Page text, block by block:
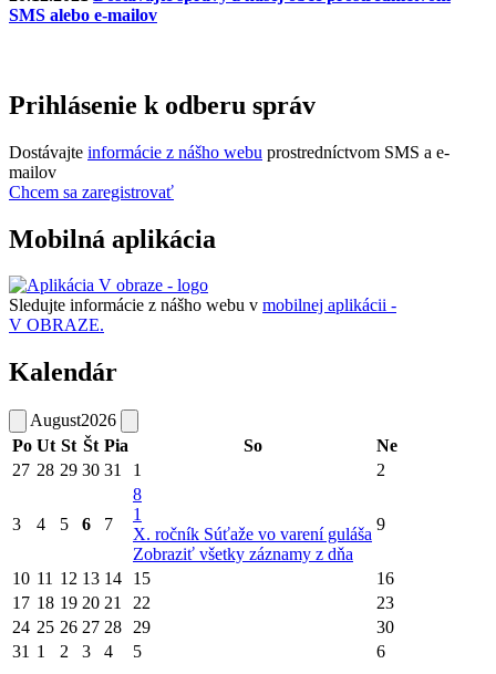
SMS alebo e-mailov
Prihlásenie k odberu správ
Dostávajte informácie z nášho webu prostredníctvom SMS a e-
mailov
Chcem sa zaregistrovať
Mobilná aplikácia
Sledujte informácie z nášho webu v mobilnej aplikácii -
V OBRAZE.
Kalendár
August2026
Po Ut St Št Pia So
Ne
27 28 29 30 31 1 2
3 4 5 6 7
8
1
X. ročník Súťaže vo varení guláša
Zobraziť všetky záznamy z dňa
9
10 11 12 13 14 15
16
17 18 19 20 21 22
23
24 25 26 27 28 29
30
31 1 2 3 4 5 6